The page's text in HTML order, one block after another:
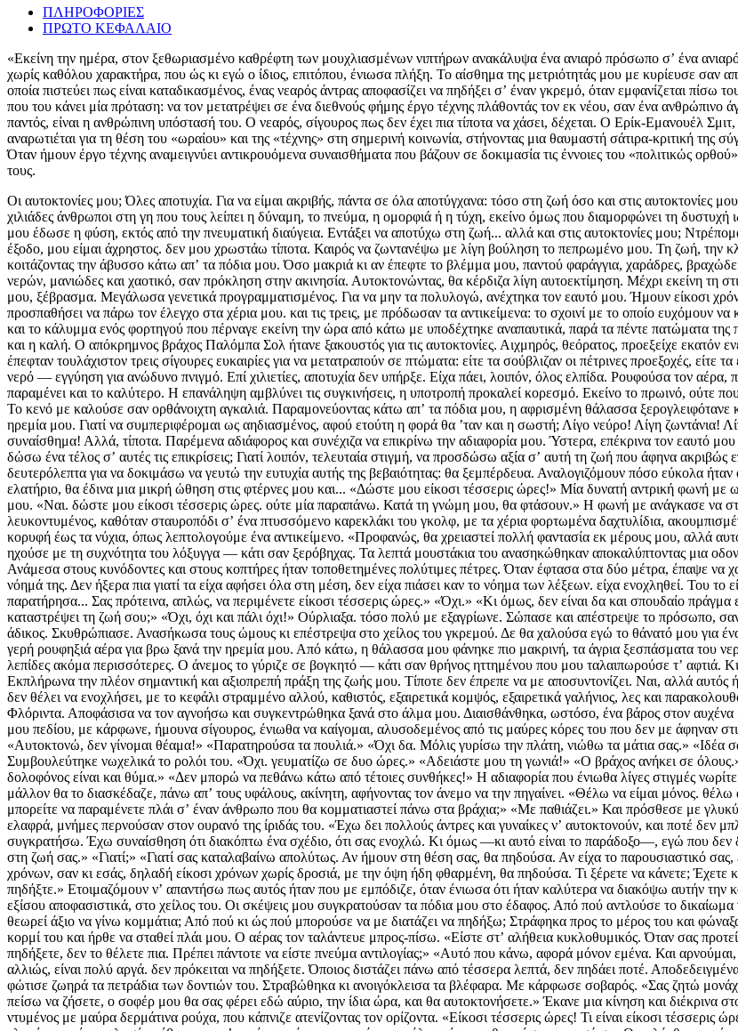
ΠΛΗΡΟΦΟΡΙΕΣ
ΠΡΩΤΟ ΚΕΦΑΛΑΙΟ
«Εκείνη την ημέρα, στον ξεθωριασμένο καθρέφτη των μουχλιασμένων νιπτήρων ανακάλυψα ένα ανιαρό πρόσωπο σʼ ένα
χωρίς καθόλου χαρακτήρα, που ώς κι εγώ ο ίδιος, επιτόπου, ένιωσα πλήξη. Το αίσθημα της μετριότητάς μου με κυρίευσε σαν
οποία πιστεύει πως είναι καταδικασμένος, ένας νεαρός άντρας αποφασίζει να πηδήξει σʼ έναν γκρεμό, όταν εμφανίζεται
που του κάνει μία πρόταση: να τον μετατρέψει σε ένα διεθνούς φήμης έργο τέχνης πλάθοντάς τον εκ νέου, σαν ένα
παντός, είναι η ανθρώπινη υπόστασή του. Ο νεαρός, σίγουρος πως δεν έχει πια τίποτα να χάσει, δέχεται. Ο Ερίκ-Εμανουέλ
αναρωτιέται για τη θέση του «ωραίου» και της «τέχνης» στη σημερινή κοινωνία, στήνοντας μια θαυμαστή σάτιρα-κριτική της
Όταν ήμουν έργο τέχνης αναμειγνύει αντικρουόμενα συναισθήματα που βάζουν σε δοκιμασία τις έννοιες του «πολιτικώς
τους.
Οι αυτοκτονίες μου; Όλες αποτυχία. Για να είμαι ακριβής, πάντα σε όλα αποτύγχανα: τόσο στη ζωή όσο και στις αυτοκτονίες μου. Το σκληρό στην περίπτωσή μου είναι πως το συνειδητοποιώ. Είμαστε χιλιάδες άνθρωποι στη γη που τους λείπει η δύναμη, το πνεύμα, η ομορφιά ή η τύχη, εκείνο όμως που διαμορφώνει τη δυστυχή ιδιαιτερότητά μου είναι το γεγονός ότι έχω συναίσθηση. Κανένα χάρισμα δεν μου έδωσε η φύση, εκτός από την πνευματική διαύγεια. Εντάξει να αποτύχω στη ζωή... αλλά και στις αυτοκτονίες μου; Ντρέπομαι για μένα. Ανίκανος να κάνω την είσοδό μου στη ζωή και ανάξιος να βρω την έξοδο, μου είμαι άχρηστος. δεν μου χρωστάω τίποτα. Καιρός να ζωντανέψω με λίγη βούληση το πεπρωμένο μου. Τη ζωή, την κληρονόμησα. το θάνατο, θα τον επιλέξω! Αυτά έλεγα λοιπόν εκείνο το πρωινό κοιτάζοντας την άβυσσο κάτω απʼ τα πόδια μου. Όσο μακριά κι αν έπεφτε το βλέμμα μου, παντού φαράγγια, χαράδρες, βραχώδεις αιχμές που έσφαζαν τους θάμνους και, πιο χαμηλά, ένα άφρισμα γιγάντιων νερών, μανιώδες και χαοτικό, σαν πρόκληση στην ακινησία. Αυτοκτονώντας, θα κέρδιζα λίγη αυτοεκτίμηση. Μέχρι εκείνη τη στιγμή, η ζωή δεν μου είχε δώσει τίποτε: η σύλληψή μου, αμέλεια. η γέννησή μου, ξέβρασμα. Μεγάλωσα γενετικά προγραμματισμένος. Για να μην τα πολυλογώ, ανέχτηκα τον εαυτό μου. Ήμουν είκοσι χρόνων, κι ώς κι αυτά τα είκοσι χρόνια μου, τα είχα ανεχτεί. Τρεις φορές είχα προσπαθήσει να πάρω τον έλεγχο στα χέρια μου. και τις τρεις, με πρόδωσαν τα αντικείμενα: το σχοινί με το οποίο ευχόμουν να κρεμαστώ, έσπασε από το βάρος μου. τα υπνωτικά αποδείχτηκαν πλασέμπο, και το κάλυμμα ενός φορτηγού που πέρναγε εκείνη την ώρα από κάτω με υποδέχτηκε αναπαυτικά, παρά τα πέντε πατώματα της πτώσης μου. Εδώ, θα μπορούσα να απελευθερωθώ. η τέταρτη φορά, θα ήταν και η καλή. Ο απόκρημνος βράχος Παλόμπα Σολ ήτανε ξακουστός για τις αυτοκτονίες. Αιχμηρός, θεόρατος, προεξείχε εκατόν ενενήντα πέντε μέτρα από τα μανιασμένα κύματα και πρόσφερε στα κορμιά που έπεφταν τουλάχιστον τρεις σίγουρες ευκαιρίες για να μετατραπούν σε πτώματα: είτε τα σούβλιζαν οι πέτρινες προεξοχές, είτε τα έκαναν χίλια κομμάτια οι ξέρες, είτε τα αποτέλειωνε το σοκ της επαφής με το νερό — εγγύηση για ανώδυνο πνιγμό. Επί χιλιετίες, αποτυχία δεν υπήρξε. Είχα πάει, λοιπόν, όλος ελπίδα. Ρουφούσα τον αέρα, πριν εκτοξευτώ. Η αυτοκτονία είναι σαν το αλεξίπτωτο. Το πρώτο σάλτο παραμένει και το καλύτερο. Η επανάληψη αμβλύνει τις συγκινήσεις, η υποτροπή προκαλεί κορεσμό. Εκείνο το πρωινό, ούτε που φοβόμουν πια. Ο καιρός ήταν υπέροχος. Καθαρός ουρανός, άνεμος δυνατός. Το κενό με καλούσε σαν ορθάνοιχτη αγκαλιά. Παραμονεύοντας κάτω απʼ τα πόδια μου, η αφρισμένη θάλασσα ξερογλειφότανε και με περίμενε. Ναι. θα πηδούσα. Επέκρινα τον εαυτό μου για την τόση ηρεμία μου. Γιατί να συμπεριφέρομαι ως αηδιασμένος, αφού ετούτη η φορά θα ʼταν και η σωστή; Λίγο νεύρο! Λίγη ζωντάνια! Λίγη έξαψη! Λίγος τρόμος! Ας είναι τουλάχιστον συναίσθημα το τελευταίο μου συναίσθημα! Αλλά, τίποτα. Παρέμενα αδιάφορος και συνέχιζα να επικρίνω την αδιαφορία μου. Ύστερα, επέκρινα τον εαυτό μου που την επέκρινε. Στο κάτω κάτω, γιʼ αυτό ακριβώς δεν θα πέθαινα; Για να δώσω ένα τέλος σʼ αυτές τις επικρίσεις; Γιατί λοιπόν, τελευταία στιγμή, να προσδώσω αξία σʼ αυτή τη ζωή που άφηνα ακριβώς επειδή δεν άξιζε τίποτε; Θα πηδούσα. Χάριζα στον εαυτό μου κάποια δευτερόλεπτα για να δοκιμάσω να γευτώ την ευτυχία αυτής της βεβαιότητας: θα ξεμπέρδευα. Αναλογιζόμουν πόσο εύκολα ήταν όλα. πόσο χαριτωμένες κι απλές οι τελευταίες μου στιγμές. Σκέτος χορός. Σαν ελατήριο, θα έδινα μια μικρή ώθηση στις φτέρνες μου και... «Δώστε μου είκοσι τέσσερις ώρες!» Μία δυνατή αντρική φωνή με ωραία χροιά είχε μόλις βγει απʼ τον άνεμο. Στην αρχή, δεν πίστευα στʼ αφτιά μου. «Ναι. δώστε μου είκοσι τέσσερις ώρες. ούτε μία παραπάνω. Κατά τη γνώμη μου, θα φτάσουν.» Η φωνή με ανάγκασε να στραφώ για να βεβαιωθώ ότι έβγαινε πράγματι από άνθρωπο. Ο άντρας, λευκοντυμένος, καθόταν σταυροπόδι σʼ ένα πτυσσόμενο καρεκλάκι του γκολφ, με τα χέρια φορτωμένα δαχτυλίδια, ακουμπισμένα στη λαβή ενός μπαστουνιού από ελεφαντόδοντο και με κοιτούσε από την κορυφή έως τα νύχια, όπως λεπτολογούμε ένα αντικείμενο. «Προφανώς, θα χρειαστεί πολλή φαντασία εκ μέρους μου, αλλά αυτό... αυτό κι αν...» Ένα γελάκι αποτελείωσε τη σκέψη του, ένα γελάκι που ηχούσε με τη συχνότητα του λόξυγγα — κάτι σαν ξερόβηχας. Τα λεπτά μουστάκια του ανασηκώθηκαν αποκαλύπτοντας μια οδοντοστοιχία που άστραψε με χίλια χρώματα στον ήλιο. Άρχισα να τον πλησιάζω. Ανάμεσα στους κυνόδοντες και στους κοπτήρες ήταν τοποθετημένες πολύτιμες πέτρες. Όταν έφτασα στα δύο μέτρα, έπαψε να χαμογελά, λες και φοβόταν μην του τις κλέψω. Σταμάτησα. Η σκηνή έχανε το νόημά της. Δεν ήξερα πια γιατί τα είχα αφήσει όλα στη μέση, δεν είχα πιάσει καν το νόημα των λέξεων. είχα ενοχληθεί. Του το είπα απότομα: «Αφήστε με ήσυχο. Ετοιμάζομαι να αυτοκτονήσω.» «Ναι, ναι, το παρατήρησα... Σας πρότεινα, απλώς, να περιμένετε είκοσι τέσσερις ώρες.» «Όχι.» «Κι όμως, δεν είναι δα και σπουδαίο πράγμα είκοσι τέσσερις ώρες...» «Όχι.» «Τι είναι είκοσι τέσσερις ώρες, όταν έχεις ήδη καταστρέψει τη ζωή σου;» «Όχι, όχι και πάλι όχι!» Ούρλιαξα. τόσο πολύ με εξαγρίωνε. Σώπασε και απέστρεψε το πρόσωπο, σαν να είχε προσβληθεί από την αγριάδα του τόνου μου, λες κι εγώ ήμουν ο άδικος. Σκυθρώπιασε. Ανασήκωσα τους ώμους κι επέστρεψα στο χείλος του γκρεμού. Δε θα χαλούσα εγώ το θάνατό μου για έναν κρετίνο που είχε δέσει πολύτιμες πέτρες ανάμεσα στα δόντια του! Πήρα μια γερή ρουφηξιά αέρα για βρω ξανά την ηρεμία μου. Από κάτω, η θάλασσα μου φάνηκε πιο μακρινή, τα άγρια ξεσπάσματα του νερού πάνω στο βράχο πιο μανιώδη, οι ξέρες πιο αιχμηρές και οι βραχώδεις λεπίδες ακόμα περισσότερες. Ο άνεμος το γύριζε σε βογκητό — κάτι σαν θρήνος ηττημένου που μου ταλαιπωρούσε τʼ αφτιά. Κι αυτός; Ήταν ακόμη εκεί πέρα; Έλα! Δεν χρειαζόταν καν να ασχολούμαι. Εκπλήρωνα την πλέον σημαντική και αξιοπρεπή πράξη της ζωής μου. Τίποτε δεν έπρεπε να με αποσυντονίζει. Ναι, αλλά αυτός ήταν ακόμη εκεί πέρα; Έριξα πίσω μια ματιά: έπαιζε καλά το ρόλο εκείνου που δεν θέλει να ενοχλήσει, με το κεφάλι στραμμένο αλλού, καθιστός, εξαιρετικά κομψός, εξαιρετικά γαλήνιος, λες και παρακολουθούσε μια κυριακάτικη απογευματινή συναυλία στο κιόσκι του πάρκου Φλόριντα. Αποφάσισα να τον αγνοήσω και συγκεντρώθηκα ξανά στο άλμα μου. Διαισθάνθηκα, ωστόσο, ένα βάρος στον αυχένα μου. Ναι, με